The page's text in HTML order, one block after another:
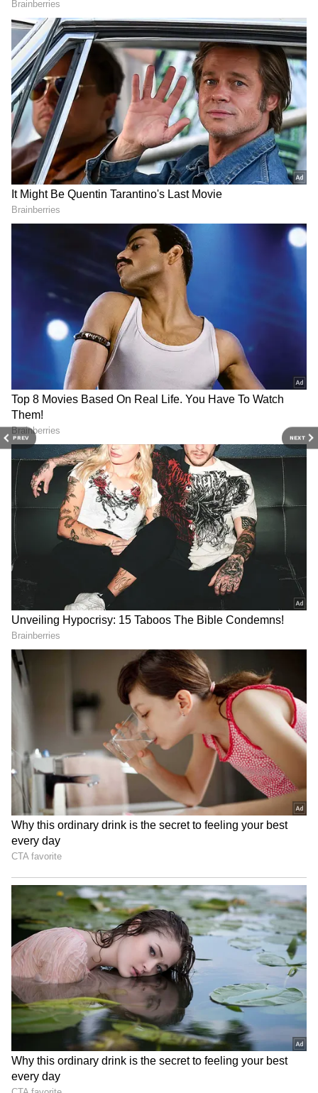
PREV NEXT
Image Credit :Pureenergy.co.in
బ్యాటరీ, ఛార్జింగ్ వివరాలు
ఈ బైక్‌లో 3.5 కిలోవాట్ లిథియమ్ అయాన్ బ్యాటరీ
అమర్చారు. బ్యాటరీ ఫిక్స్‌డ్‌గా ఉంటుంది. పూర్తి ఛార్జ్
కావడానికి సుమారు 6 గంటల సమయం పడుతుంది. కంపెనీ
బ్యాటరీపై 5 సంవత్సరాలు లేదా 50 వేల కిలోమీటర్ల
వారంటీ అందిస్తోంది. అలాగే మోటార్‌పై 1 సంవత్సరం
వారంటీ కూడా ఇస్తోంది.
Related Articles
Cooler: ఫైబర్ లేదా ఐరన్ బాడీ... ఈ రెండింటిలో ఏ
కూలర్ కొనడం మంచిది.?
Mini Speaker: జ‌స్ట్ రూ. 500 మాత్ర‌మే.. ఈ
స‌మ్మ‌ర్‌లో మీ పిల్ల‌లకు ఇచ్చే బెస్ట్ గిఫ్ట్ ఇదే
Image Credit :
ధర ఎంత? ఏ రంగుల్లో లభిస్తుంది?
PURE EV Etryst 350 ధర సుమారు రూ.1,53,545గా
ఉంది. ఈ బైక్ బ్లాక్, బ్లూ, రెడ్ రంగుల్లో అందుబాటులో
ఉంటుంది. స్టైలిష్ డిజైన్‌తో పాటు స్పోర్టీ లుక్ ఉండటంతో
యువతను ఈ బైక్ బాగా ఆకట్టుకుంటోంది.
4